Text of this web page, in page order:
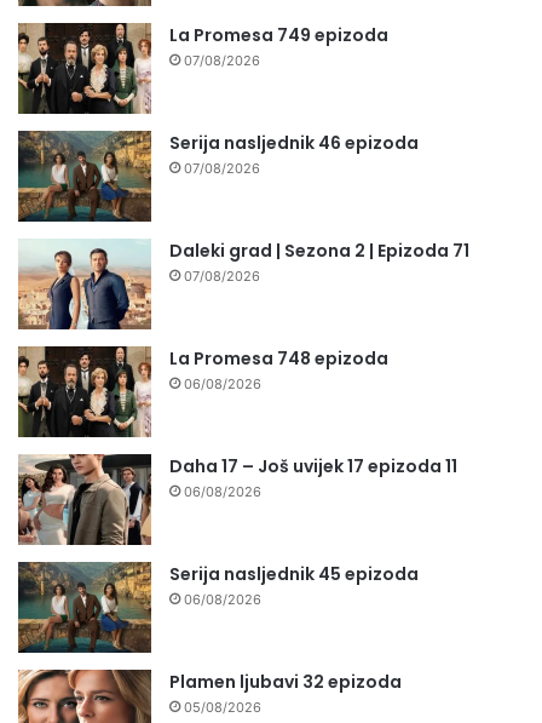
La Promesa 749 epizoda
07/08/2026
Serija nasljednik 46 epizoda
07/08/2026
Daleki grad | Sezona 2 | Epizoda 71
07/08/2026
La Promesa 748 epizoda
06/08/2026
Daha 17 – Još uvijek 17 epizoda 11
06/08/2026
Serija nasljednik 45 epizoda
06/08/2026
Plamen ljubavi 32 epizoda
05/08/2026